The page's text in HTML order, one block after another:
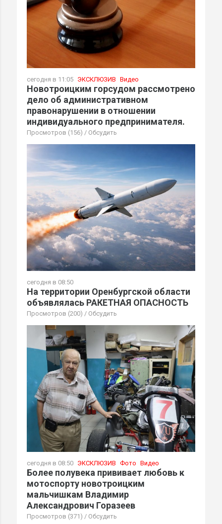
сегодня в 11:05 ЭКСКЛЮЗИВ Видео
Новотроицким горсудом рассмотрено
дело об административном
правонарушении в отношении
индивидуального предпринимателя.
Просмотров (156) / Обсудить
сегодня в 08:50
На территории Оренбургской области
объявлялась РАКЕТНАЯ ОПАСНОСТЬ
Просмотров (200) / Обсудить
сегодня в 08:50 ЭКСКЛЮЗИВ Фото Видео
Более полувека прививает любовь к
мотоспорту новотроицким
мальчишкам Владимир
Александрович Горазеев
Просмотров (371) / Обсудить